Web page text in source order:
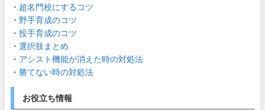
・ 超名門校にするコツ
・ 野手育成のコツ
・ 投手育成のコツ
・ 選択肢まとめ
・ アシスト機能が消えた時の対処法
・ 勝てない時の対処法
お役立ち情報